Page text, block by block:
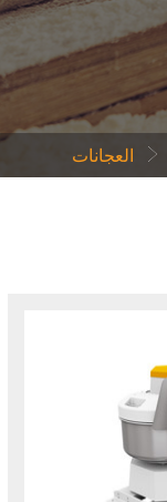
العجانات